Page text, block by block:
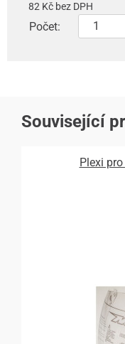
82 Kč bez DPH
Počet:
Související
Plexi